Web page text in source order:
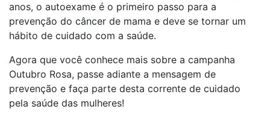
anos, o autoexame é o primeiro passo para a
prevenção do câncer de mama e deve se tornar um
hábito de cuidado com a saúde.
Agora que você conhece mais sobre a campanha
Outubro Rosa, passe adiante a mensagem de
prevenção e faça parte desta corrente de cuidado
pela saúde das mulheres!